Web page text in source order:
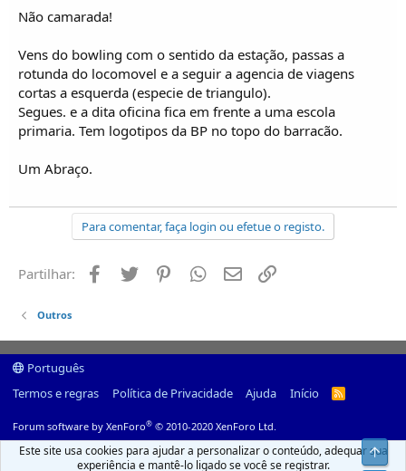
Não camarada!
Vens do bowling com o sentido da estação, passas a
rotunda do locomovel e a seguir a agencia de viagens
cortas a esquerda (especie de triangulo).
Segues. e a dita oficina fica em frente a uma escola
primaria. Tem logotipos da BP no topo do barracão.
Um Abraço.
Para comentar, faça login ou efetue o registo.
Partilhar: Facebook
Twitter PinterestWhatsapp
Email
Outros
Português
Termos e regras
Política de Privacidade Ajuda Início
R
Forum software by XenForo® © 2010-2020 XenForo Ltd.
Este site usa cookies para ajudar a personalizar o conteúdo, adequar sua
experiência e mantê-lo ligado se você se registrar.
Top